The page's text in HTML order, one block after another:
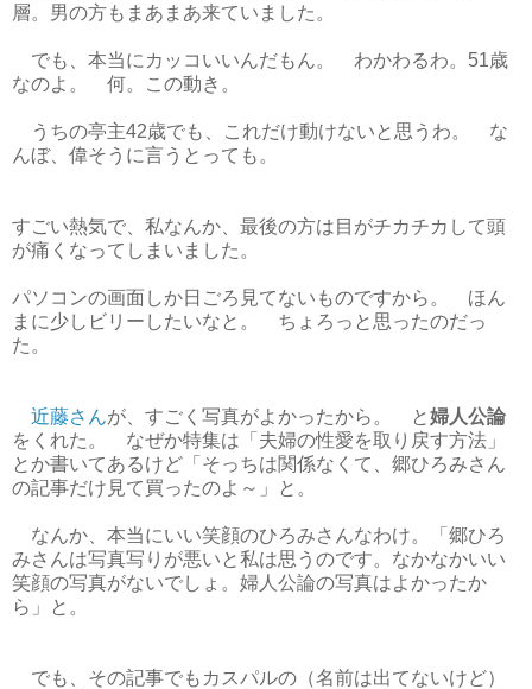
層。男の方もまあまあ来ていました。
でも、本当にカッコいいんだもん。 わかわるわ。51歳
なのよ。 何。この動き。
うちの亭主42歳でも、これだけ動けないと思うわ。 な
んぼ、偉そうに言うとっても。
すごい熱気で、私なんか、最後の方は目がチカチカして頭
が痛くなってしまいました。
パソコンの画面しか日ごろ見てないものですから。 ほん
まに少しビリーしたいなと。 ちょろっと思ったのだっ
た。
近藤さんが、すごく写真がよかったから。 と婦人公論
をくれた。 なぜか特集は「夫婦の性愛を取り戻す方法」
とか書いてあるけど「そっちは関係なくて、郷ひろみさん
の記事だけ見て買ったのよ～」と。
なんか、本当にいい笑顔のひろみさんなわけ。「郷ひろ
みさんは写真写りが悪いと私は思うのです。なかなかいい
笑顔の写真がないでしょ。婦人公論の写真はよかったか
ら」と。
でも、その記事でもカスパルの（名前は出てないけど）